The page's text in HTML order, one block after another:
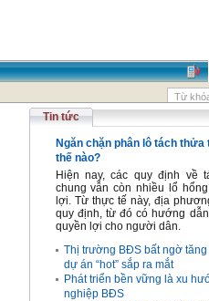
Tin tức
Ngăn chặn phân lô tách
thế nào?
Hiện nay, các quy định về
chung vẫn còn nhiều lổ
lợi. Từ thực tế này, địa
quy định, từ đó có hướng
quyền lợi cho người dân.
Thị trường BĐS bất ngờ
dự án “hot” sắp ra mắt
Phát triển bền vững là xu
nghiệp BĐS